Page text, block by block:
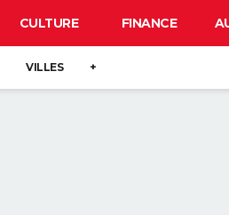
CULTURE FINANCE
VILLES +